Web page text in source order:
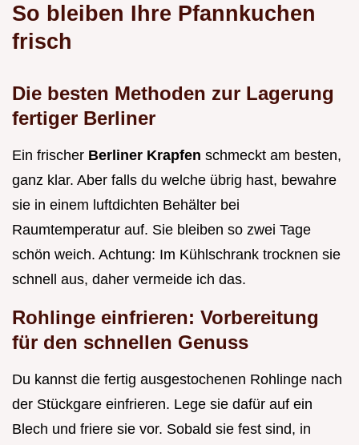
So bleiben Ihre Pfannkuchen
frisch
Die besten Methoden zur Lagerung
fertiger Berliner
Ein frischer Berliner Krapfen schmeckt am besten,
ganz klar. Aber falls du welche übrig hast, bewahre
sie in einem luftdichten Behälter bei
Raumtemperatur auf. Sie bleiben so zwei Tage
schön weich. Achtung: Im Kühlschrank trocknen sie
schnell aus, daher vermeide ich das.
Rohlinge einfrieren: Vorbereitung
für den schnellen Genuss
Du kannst die fertig ausgestochenen Rohlinge nach
der Stückgare einfrieren. Lege sie dafür auf ein
Blech und friere sie vor. Sobald sie fest sind, in